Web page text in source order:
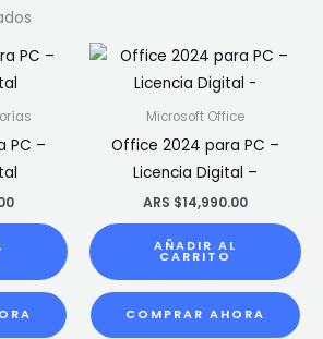
PC –
Microsoft Office
Office 2024 para PC –
Licencia Digital –
ARS $14,990.00
AÑADIR AL
CARRITO
COMPRAR AHORA